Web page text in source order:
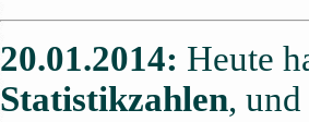
20.01.2014: Heute
Statistikzahlen,